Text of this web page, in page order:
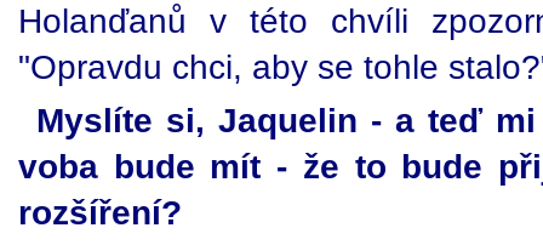
Holanďanů v této chvíli
"Opravdu chci, aby se tohle
Myslíte si, Jaquelin - a teď
voba bude mít - že to bude
rozšíření?